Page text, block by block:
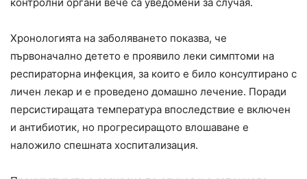
Хронологията на заболяването показва, че
първоначално детето е проявило леки симптоми на
респираторна инфекция, за които е било консултирано с
личен лекар и е проведено домашно лечение. Поради
персистиращата температура впоследствие е включен
и антибиотик, но прогресиращото влошаване е
наложило спешната хоспитализация.